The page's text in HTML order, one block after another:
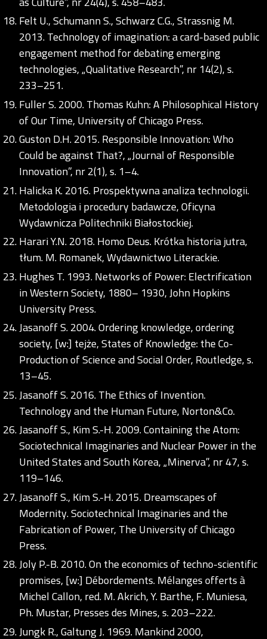
Felt U., Schumann S., Schwarz C.G., Strassnig M.
2013. Technology of imagination: a card-based public
engagement method for debating emerging
technologies, „Qualitative Research”, nr 14(2), s.
233–251.
Fuller S. 2000. Thomas Kuhn: A Philosophical History
of Our Time, University of Chicago Press.
Guston D.H. 2015. Responsible Innovation: Who
Could be against That?, „Journal of Responsible
Innovation”, nr 2(1), s. 1–4.
Halicka K. 2016. Prospektywna analiza technologii.
Metodologia i procedury badawcze, Oficyna
Wydawnicza Politechniki Białostockiej.
Harari Y.N. 2018. Homo Deus. Krótka historia jutra,
tłum. M. Romanek, Wydawnictwo Literackie.
Hughes T. 1993. Networks of Power: Electrification
in Western Society, 1880– 1930, John Hopkins
University Press.
Jasanoff S. 2004. Ordering knowledge, ordering
society, [w:] tejże, States of Knowledge: the Co-
Production of Science and Social Order, Routledge, s.
13–45.
Jasanoff S. 2016. The Ethics of Invention.
Technology and the Human Future, Norton&Co.
Jasanoff S., Kim S.-H. 2009. Containing the Atom:
Sociotechnical Imaginaries and Nuclear Power in the
United States and South Korea, „Minerva”, nr 47, s.
119–146.
Jasanoff S., Kim S.-H. 2015. Dreamscapes of
Modernity. Sociotechnical Imaginaries and the
Fabrication of Power, The University of Chicago
Press.
Joly P.-B. 2010. On the economics of techno-scientific
promises, [w:] Débordements. Mélanges offerts à
Michel Callon, red. M. Akrich, Y. Barthe, F. Muniesa,
Ph. Mustar, Presses des Mines, s. 203–222.
Jungk R., Galtung J. 1969. Mankind 2000,